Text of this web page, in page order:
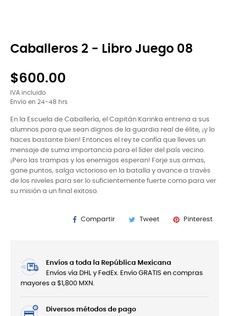
Caballeros 2 - Libro Juego 08
$600.00
IVA incluido
Envío en 24-48 hrs
En la Escuela de Caballería, el Capitán Karinka entrena a sus
alumnos para que sean dignos de la guardia real de élite, ¡y lo
haces bastante bien! Entonces el rey te confía que lleves un
mensaje de suma importancia para el líder del país vecino.
¡Pero las trampas y los enemigos esperan! Forje sus armas,
gane puntos, salga victorioso en la batalla y avance a través
de los niveles para ser lo suficientemente fuerte como para ver
su misión a un final exitoso.
Compartir Tweet Pinterest
Envíos a toda la República Mexicana
Envíos vía DHL y FedEx. Envío GRATIS en compras
mayores a $1,800 MXN.
Diversos métodos de pago